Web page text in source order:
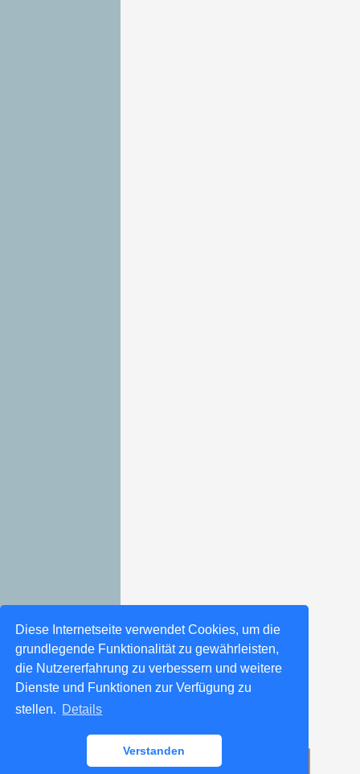
Diese Internetseite verwendet Cookies, um die
grundlegende Funktionalität zu gewährleisten,
die Nutzererfahrung zu verbessern und weitere
Dienste und Funktionen zur Verfügung zu
stellen. Details
Verstanden